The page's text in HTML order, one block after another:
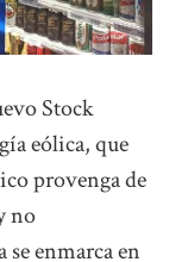
Stock
eólica, que
provenga de
no
enmarca en